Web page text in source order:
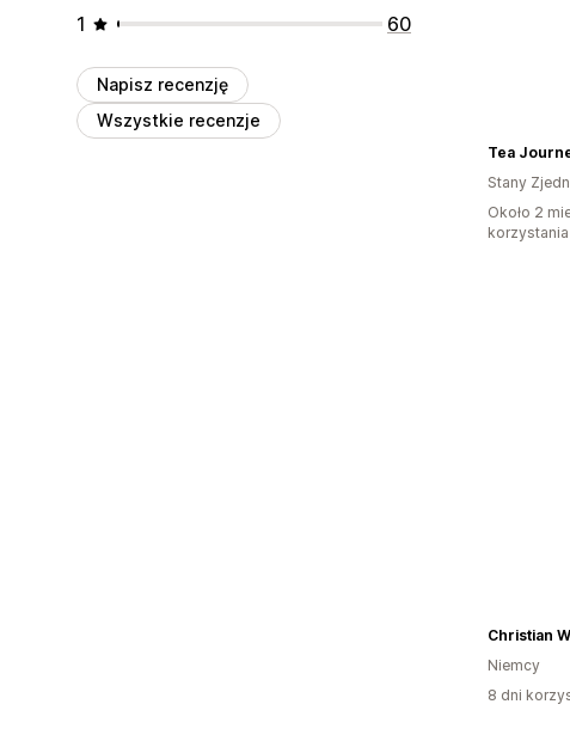
1
60
Napisz recenzję
Wszystkie recenzje
Tea
Stany
Około 2
Christian
Niemcy
8 dni